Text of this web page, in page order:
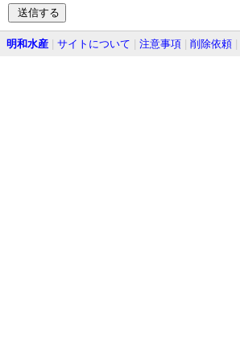
明和水産 サイトについて 注意事項 削除依頼